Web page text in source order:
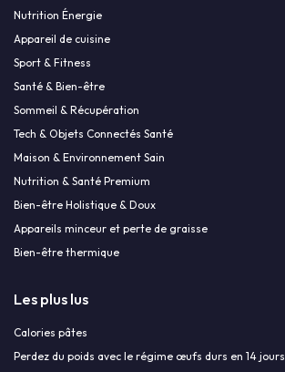
Nutrition Énergie
Appareil de cuisine
Sport & Fitness
Santé & Bien-être
Sommeil & Récupération
Tech & Objets Connectés Santé
Maison & Environnement Sain
Nutrition & Santé Premium
Bien-être Holistique & Doux
Appareils minceur et perte de graisse
Bien-être thermique
Les plus lus
Calories pâtes
Perdez du poids avec le régime œufs durs en 14 jours